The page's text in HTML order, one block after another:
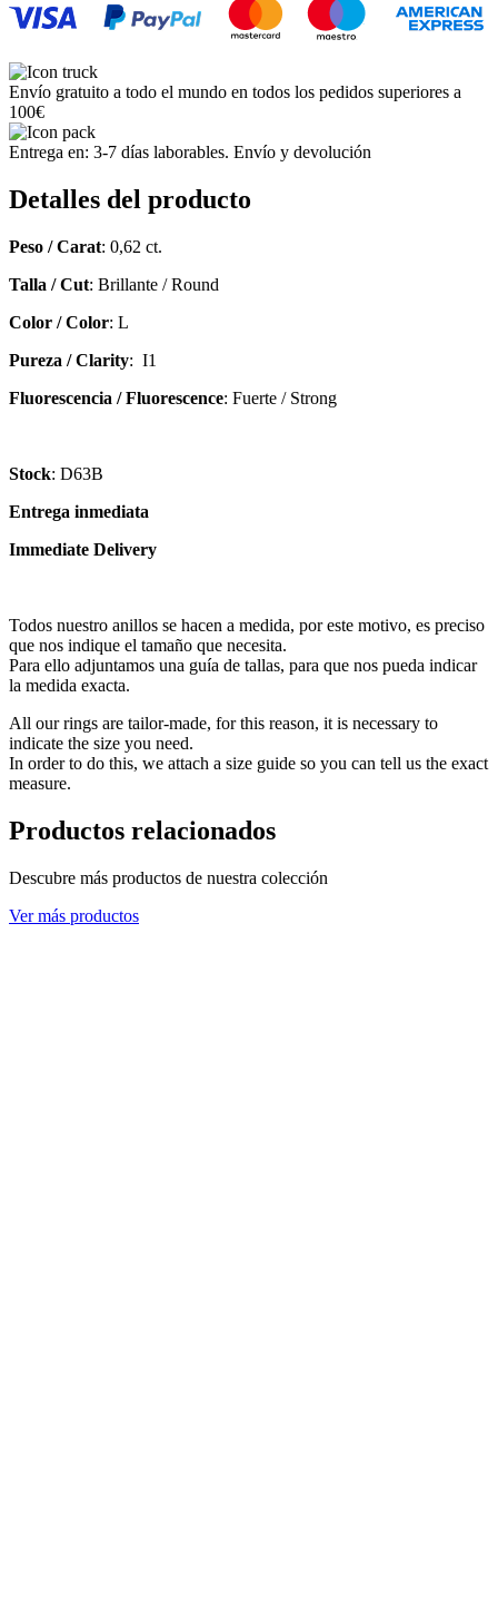
Envío gratuito a todo el mundo en todos los pedidos superiores a
100€
Entrega en: 3-7 días laborables. Envío y devolución
Detalles del producto
Peso / Carat: 0,62 ct.
Talla / Cut: Brillante / Round
Color / Color: L
Pureza / Clarity: I1
Fluorescencia / Fluorescence: Fuerte / Strong
Stock: D63B
Entrega inmediata
Immediate Delivery
Todos nuestro anillos se hacen a medida, por este motivo, es preciso
que nos indique el tamaño que necesita.
Para ello adjuntamos una guía de tallas, para que nos pueda indicar
la medida exacta.
All our rings are tailor-made, for this reason, it is necessary to
indicate the size you need.
In order to do this, we attach a size guide so you can tell us the exact
measure.
Productos relacionados
Descubre más productos de nuestra colección
Ver más productos